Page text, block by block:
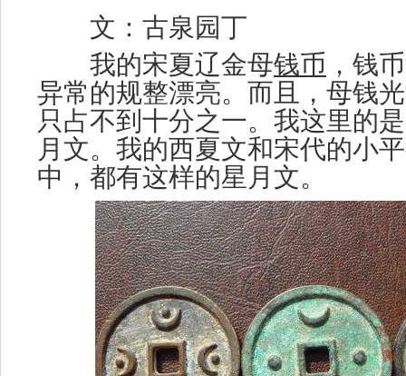
文：古泉园丁
我的宋夏辽金母钱币 ，钱
异常的规整漂亮。而且，母钱
只占不到十分之一。我这里的
月文。我的西夏文和宋代的小
中，都有这样的星月文。